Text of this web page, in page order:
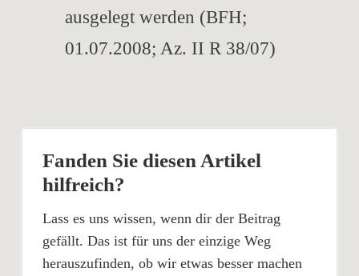
ausgelegt werden (BFH;
01.07.2008; Az. II R 38/07)
Fanden Sie diesen Artikel
hilfreich?
Lass es uns wissen, wenn dir der Beitrag
gefällt. Das ist für uns der einzige Weg
herauszufinden, ob wir etwas besser machen